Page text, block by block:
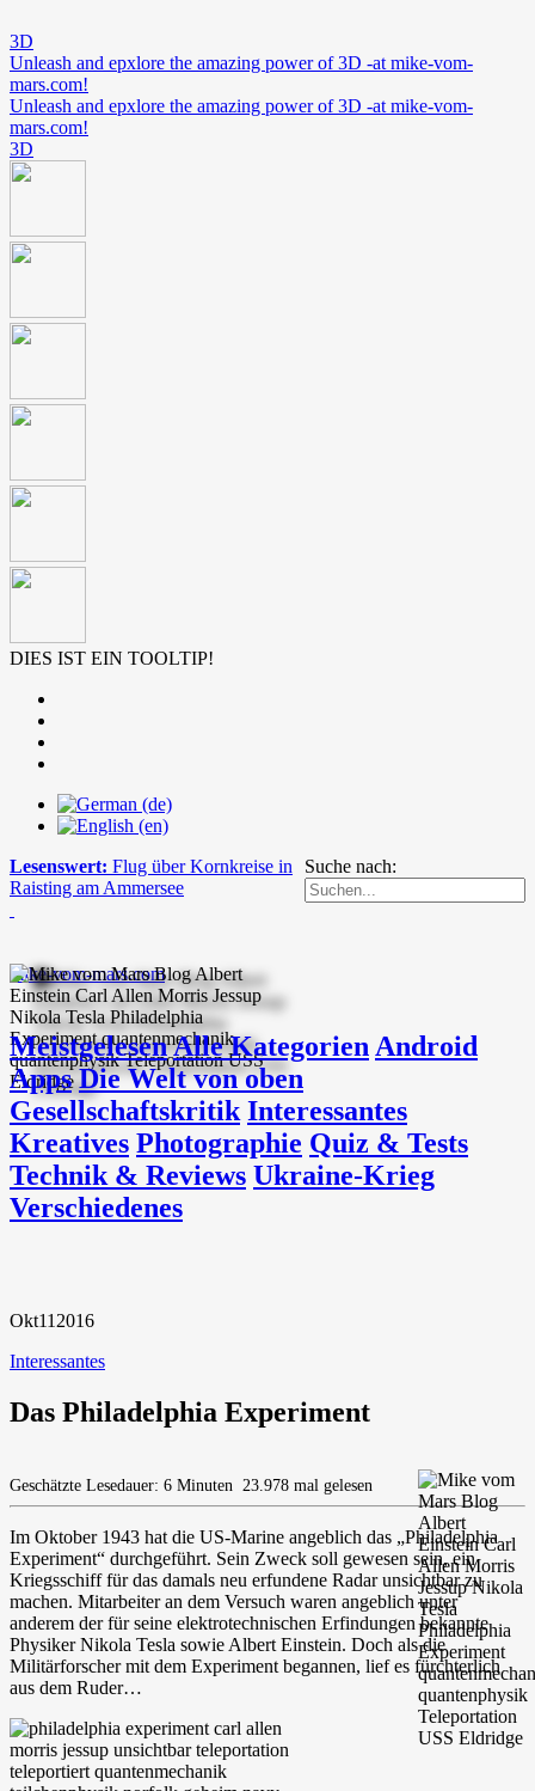
3D
Unleash and epxlore the amazing power of 3D -at mike-vom-
mars.com!
Unleash and epxlore the amazing power of 3D -at mike-vom-
mars.com!
3D
DIES IST EIN TOOLTIP!
Suche nach:
Lesenswert: Flug über Kornkreise in
Raisting am Ammersee
mike-vom-mars.com
MeistgelesenAlle Kategorien Android
Apps Die Welt von oben
Gesellschaftskritik Interessantes
Kreatives Photographie Quiz & Tests
Technik & Reviews Ukraine-Krieg
Verschiedenes
Okt11 2016
Interessantes
Das Philadelphia Experiment
Geschätzte Lesedauer: 6 Minuten 23.978 mal gelesen
Im Oktober 1943 hat die US-Marine angeblich das „Philadelphia
Experiment“ durchgeführt. Sein Zweck soll gewesen sein, ein
Kriegsschiff für das damals neu erfundene Radar unsichtbar zu
machen. Mitarbeiter an dem Versuch waren angeblich unter
anderem der für seine elektrotechnischen Erfindungen bekannte
Physiker Nikola Tesla sowie Albert Einstein. Doch als die
Militärforscher mit dem Experiment begannen, lief es fürchterlich
aus dem Ruder…